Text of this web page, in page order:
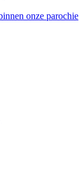
onze parochie